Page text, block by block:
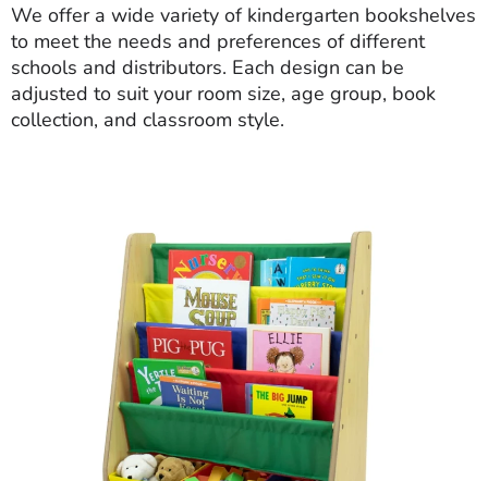
We offer a wide variety of kindergarten bookshelves
to meet the needs and preferences of different
schools and distributors. Each design can be
adjusted to suit your room size, age group, book
collection, and classroom style.